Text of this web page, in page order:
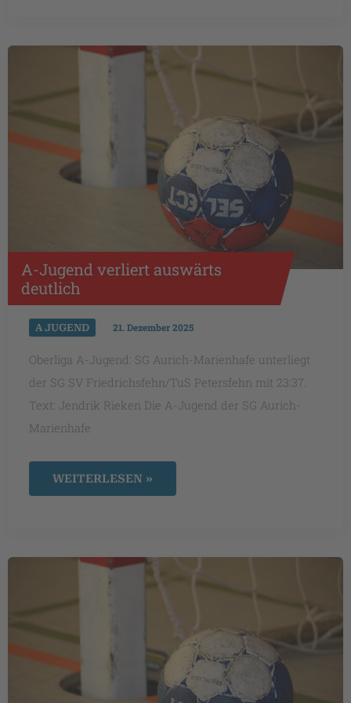
WHV
A-Jugend verliert auswärts
deutlich
A JUGEND 21. Dezember 2025
Oberliga A-Jugend: SG Aurich-Marienhafe unterliegt
der SG SV Friedrichsfehn/TuS Petersfehn mit 23:37.
Text: Jendrik Rieken Die A-Jugend der SG Aurich-
Marienhafe
A-
VERLIERT
WEITERLESEN »